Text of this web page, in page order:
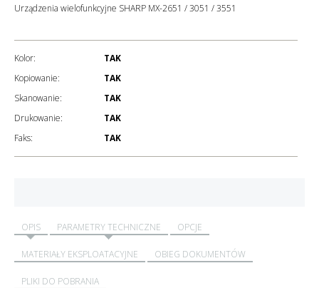
Urządzenia wielofunkcyjne SHARP MX-2651 / 3051 / 3551
Kolor:
TAK
Kopiowanie:
TAK
Skanowanie:
TAK
Drukowanie:
TAK
Faks:
TAK
OPIS PARAMETRY TECHNICZNE OPCJE
MATERIAŁY EKSPLOATACYJNE OBIEG DOKUMENTÓW
PLIKI DO POBRANIA